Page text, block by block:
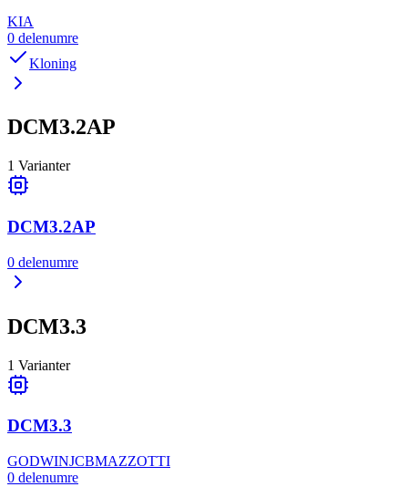
KIA
0 delenumre
Kloning
DCM3.2AP
1 Varianter
DCM3.2AP
0 delenumre
DCM3.3
1 Varianter
DCM3.3
GODWINJCBMAZZOTTI
0 delenumre